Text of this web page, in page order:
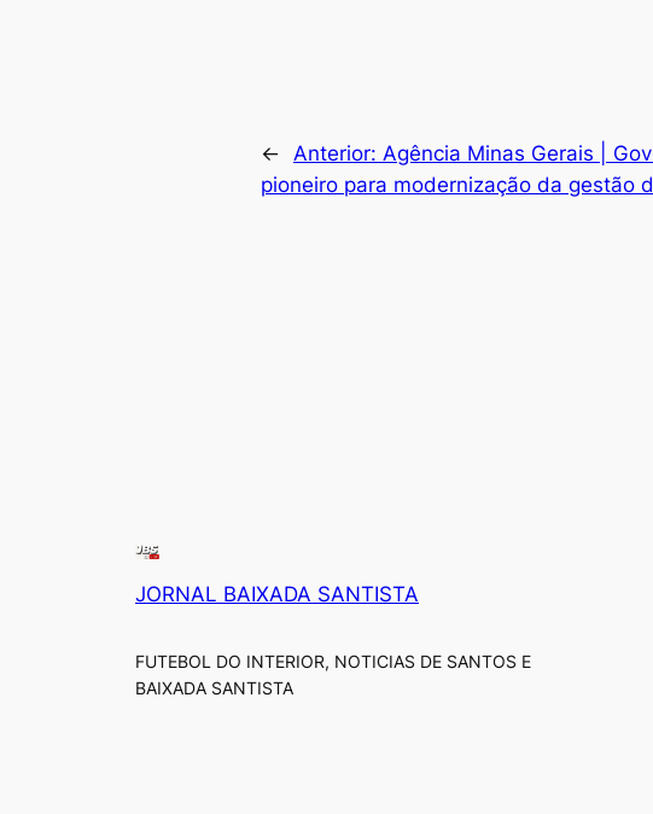
← Anterior: Agência Minas Gerais |
pioneiro para modernização da gestão
JORNAL BAIXADA SANTISTA
FUTEBOL DO INTERIOR, NOTICIAS DE SANTOS E
BAIXADA SANTISTA